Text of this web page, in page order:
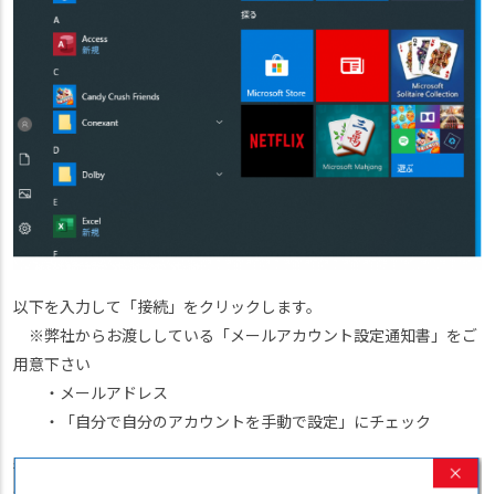
以下を入力して「接続」をクリックします。
※弊社からお渡ししている「メールアカウント設定通知書」をご
用意下さい
・メールアドレス
・「自分で自分のアカウントを手動で設定」にチェック